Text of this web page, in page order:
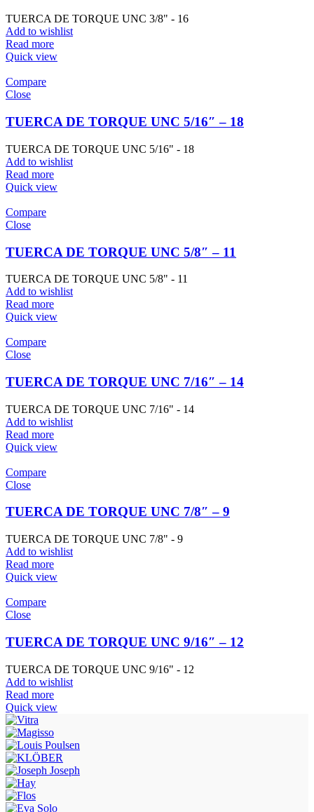
TUERCA DE TORQUE UNC 3/8" - 16
Add to wishlist
Read more
Quick view
Compare
Close
TUERCA DE TORQUE UNC 5/16″ – 18
TUERCA DE TORQUE UNC 5/16" - 18
Add to wishlist
Read more
Quick view
Compare
Close
TUERCA DE TORQUE UNC 5/8″ – 11
TUERCA DE TORQUE UNC 5/8" - 11
Add to wishlist
Read more
Quick view
Compare
Close
TUERCA DE TORQUE UNC 7/16″ – 14
TUERCA DE TORQUE UNC 7/16" - 14
Add to wishlist
Read more
Quick view
Compare
Close
TUERCA DE TORQUE UNC 7/8″ – 9
TUERCA DE TORQUE UNC 7/8" - 9
Add to wishlist
Read more
Quick view
Compare
Close
TUERCA DE TORQUE UNC 9/16″ – 12
TUERCA DE TORQUE UNC 9/16" - 12
Add to wishlist
Read more
Quick view